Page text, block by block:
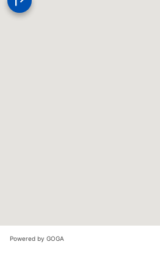
Powered by GOGA